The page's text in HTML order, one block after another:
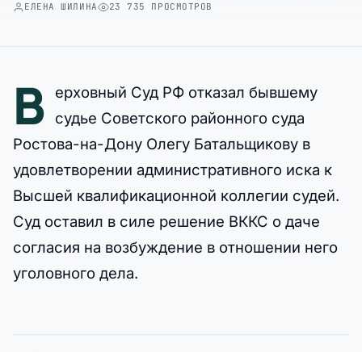
ЕЛЕНА ШИЛИНА
23 735 ПРОСМОТРОВ
В
ерховный Суд РФ отказал бывшему
судье Советского районного суда
Ростова-на-Дону Олегу Батальщикову в
удовлетворении административного иска к
Высшей квалификационной коллегии судей.
Суд оставил в силе решение ВККС о даче
согласия на возбуждение в отношении него
уголовного дела.